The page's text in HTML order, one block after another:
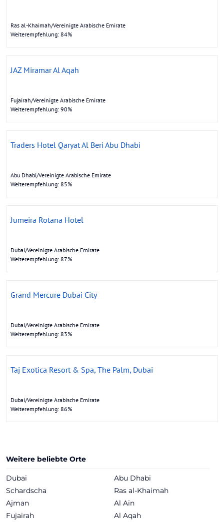
Ras al-Khaimah/Vereinigte Arabische Emirate
Weiterempfehlung: 84%
JAZ Miramar Al Aqah
Fujairah/Vereinigte Arabische Emirate
Weiterempfehlung: 90%
Traders Hotel Qaryat Al Beri Abu Dhabi
Abu Dhabi/Vereinigte Arabische Emirate
Weiterempfehlung: 85%
Jumeira Rotana Hotel
Dubai/Vereinigte Arabische Emirate
Weiterempfehlung: 87%
Grand Mercure Dubai City
Dubai/Vereinigte Arabische Emirate
Weiterempfehlung: 83%
Taj Exotica Resort & Spa, The Palm, Dubai
Dubai/Vereinigte Arabische Emirate
Weiterempfehlung: 86%
Weitere beliebte Orte
Dubai
Abu Dhabi
Schardscha
Ras al-Khaimah
Ajman
Al Ain
Fujairah
Al Aqah